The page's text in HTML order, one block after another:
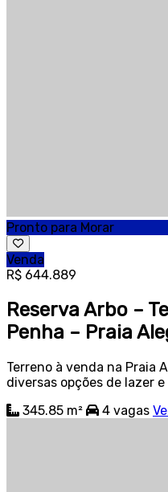
Pronto para Morar
Venda
R$ 644.889
Reserva Arbo –
Penha – Praia
Terreno à venda na Praia
diversas opções de lazer
345.85 m²
4 vagas